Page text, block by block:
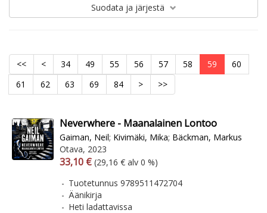
Suodata ja järjestä
<< < 34 49 55 56 57 58 59
60
61
62 63 69 84 > >>
Neverwhere - Maanalainen Lontoo
Gaiman, Neil; Kivimäki, Mika; Bäckman, Markus
Otava, 2023
Arvonlisäverollinen hinta
33,10 € Arvonlisäveroton hinta
(29,16 € alv 0 %)
Tuotetunnus 9789511472704
Äänikirja
Heti ladattavissa